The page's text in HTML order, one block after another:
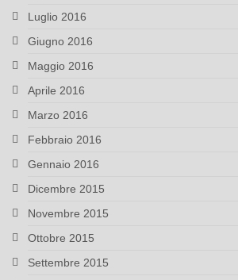
Luglio 2016
Giugno 2016
Maggio 2016
Aprile 2016
Marzo 2016
Febbraio 2016
Gennaio 2016
Dicembre 2015
Novembre 2015
Ottobre 2015
Settembre 2015